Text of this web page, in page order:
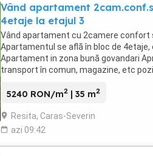
Vând apartament
4etaje la etajul 3
Vând apartament cu 2camere confort
Apartamentul se află în bloc de
Apartament in zona bună govandari
transport în comun, magazine, etc
5240 RON/m2 | 35 m2
Resita, Caras-Severin
azi 09:42